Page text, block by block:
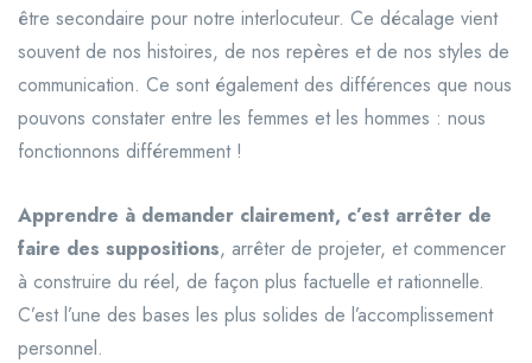
être secondaire pour notre interlocuteur. Ce décalage vient
souvent de nos histoires, de nos repères et de nos styles de
communication. Ce sont également des différences que nous
pouvons constater entre les femmes et les hommes : nous
fonctionnons différemment !
Apprendre à demander clairement, c’est arrêter de
faire des suppositions, arrêter de projeter, et commencer
à construire du réel, de façon plus factuelle et rationnelle.
C’est l’une des bases les plus solides de l’accomplissement
personnel.